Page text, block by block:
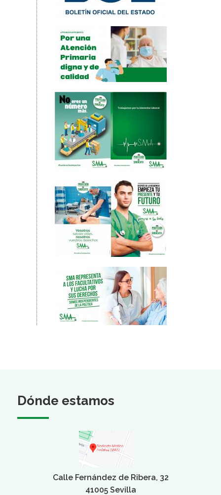
Dónde estamos
Calle Fernández de Ribera, 32
41005 Sevilla